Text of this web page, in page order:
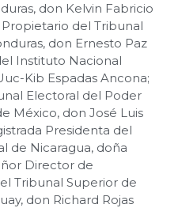
don Kelvin Fabricio
del Tribunal
don Ernesto Paz
Instituto Nacional
Kib Espadas Ancona;
Electoral del Poder
México, don José Luis
Presidenta del
de Nicaragua, doña
Director de
Tribunal Superior de
don Richard Rojas